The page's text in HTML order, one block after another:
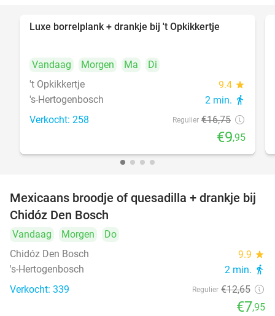
Luxe borrelplank + drankje bij 't Opkikkertje
Vandaag Morgen Ma
Di
't Opkikkertje
9.4 star
's-Hertogenbosch 2 min. directions_walk
Verkocht: 258 Regulier €16,75
€9,95
37%
Mexicaans broodje of quesadilla + drankje bij
Chidóz Den Bosch
Vandaag Morgen
Do
Chidóz Den Bosch
9.9 star
's-Hertogenbosch 2 min. directions_walk
Verkocht: 339 Regulier €12,65
€7,95